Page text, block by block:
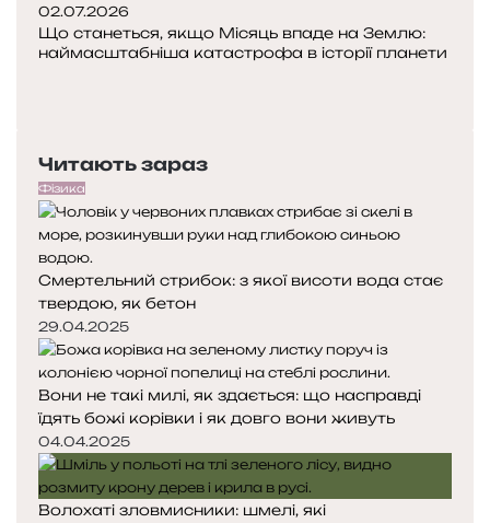
м
02.07.2026
Що станеться, якщо Місяць впаде на Землю:
наймасштабніша катастрофа в історії планети
р
е
д
н
я
с
т
о
р
і
н
к
а
т
у
п
н
а
с
т
о
р
і
н
к
а
Читають зараз
Фізика
Смертельний стрибок: з якої висоти вода стає
твердою, як бетон
29.04.2025
Вони не такі милі, як здається: що насправді
їдять божі корівки і як довго вони живуть
04.04.2025
Волохаті зловмисники: шмелі, які